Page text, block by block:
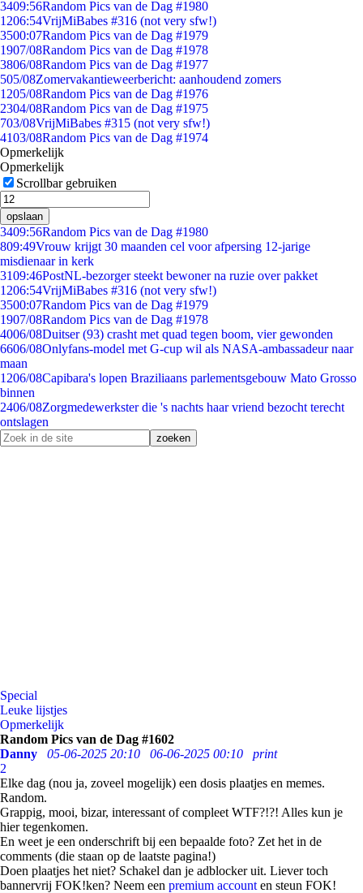
3409:56Random Pics van de Dag #1980
1206:54VrijMiBabes #316 (not very sfw!)
3500:07Random Pics van de Dag #1979
1907/08Random Pics van de Dag #1978
3806/08Random Pics van de Dag #1977
505/08Zomervakantieweerbericht: aanhoudend zomers
1205/08Random Pics van de Dag #1976
2304/08Random Pics van de Dag #1975
703/08VrijMiBabes #315 (not very sfw!)
4103/08Random Pics van de Dag #1974
Opmerkelijk
Opmerkelijk
Scrollbar gebruiken
opslaan
3409:56Random Pics van de Dag #1980
809:49Vrouw krijgt 30 maanden cel voor afpersing 12-jarige
misdienaar in kerk
3109:46PostNL-bezorger steekt bewoner na ruzie over pakket
1206:54VrijMiBabes #316 (not very sfw!)
3500:07Random Pics van de Dag #1979
1907/08Random Pics van de Dag #1978
4006/08Duitser (93) crasht met quad tegen boom, vier gewonden
6606/08Onlyfans-model met G-cup wil als NASA-ambassadeur naar
maan
1206/08Capibara's lopen Braziliaans parlementsgebouw Mato Grosso
binnen
2406/08Zorgmedewerkster die 's nachts haar vriend bezocht terecht
ontslagen
Special
Leuke lijstjes
Opmerkelijk
Random Pics van de Dag #1602
Danny
05-06-2025 20:10 06-06-2025 00:10
print
2
Elke dag (nou ja, zoveel mogelijk) een dosis plaatjes en memes.
Random.
Grappig, mooi, bizar, interessant of compleet WTF?!?! Alles kun je
hier tegenkomen.
En weet je een onderschrift bij een bepaalde foto? Zet het in de
comments (die staan op de laatste pagina!)
Doen plaatjes het niet? Schakel dan je adblocker uit. Liever toch
bannervrij FOK!ken? Neem een premium account en steun FOK!